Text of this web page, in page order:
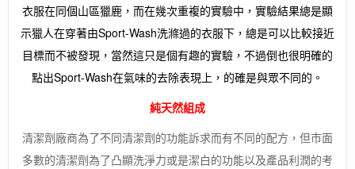
衣服在同個山區獵鹿，而在幾次重複的實驗中，實驗結果總是顯
示獵人在穿著由Sport-Wash洗滌過的衣服下，總是可以比較接近
目標而不被發現，當然這只是個有趣的實驗，不過倒也很明確的
點出Sport-Wash在氣味的去除表現上，的確是與眾不同的。
純天然組成
清潔劑廠商為了不同清潔劑的功能訴求而有不同的配方，但市面
多數的清潔劑為了凸顯洗淨力或是潔白的功能以及產品利潤的考